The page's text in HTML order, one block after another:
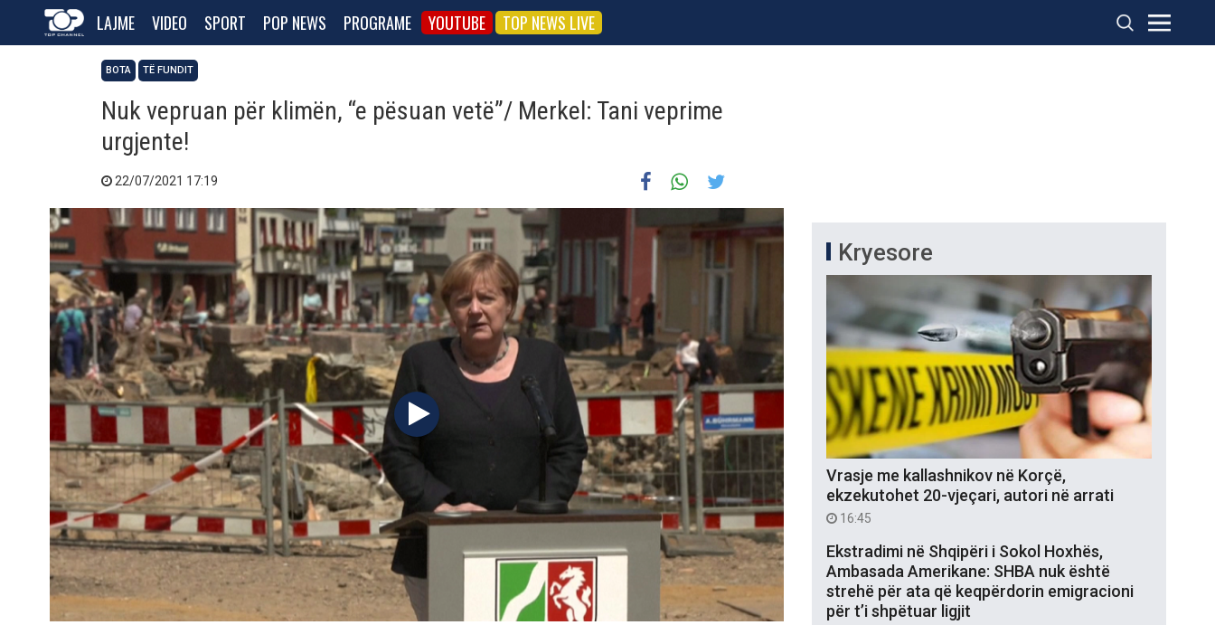
LAJME VIDEO SPORT POP NEWS PROGRAME YOUTUBE TOP NEWS LIVE
BOTA TË FUNDIT
Nuk vepruan për klimën, “e pësuan vetë”/ Merkel: Tani veprime
urgjente!
22/07/2021 17:19
Kryesore
Vrasje me kallashnikov në Korçë,
ekzekutohet 20-vjeçari, autori në arrati
16:45
Ekstradimi në Shqipëri i Sokol Hoxhës,
Ambasada Amerikane: SHBA nuk është
strehë për ata që keqpërdorin emigracioni
për t’i shpëtuar ligjit